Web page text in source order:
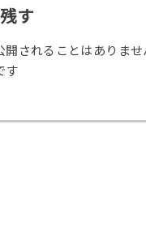
す
開されることはありませ
す